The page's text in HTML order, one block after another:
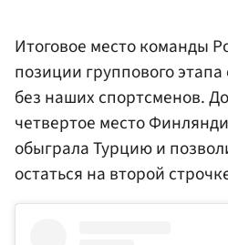
Итоговое место команды
позиции группового
без наших спортсменов.
четвертое место
обыграла Турцию и
остаться на второй